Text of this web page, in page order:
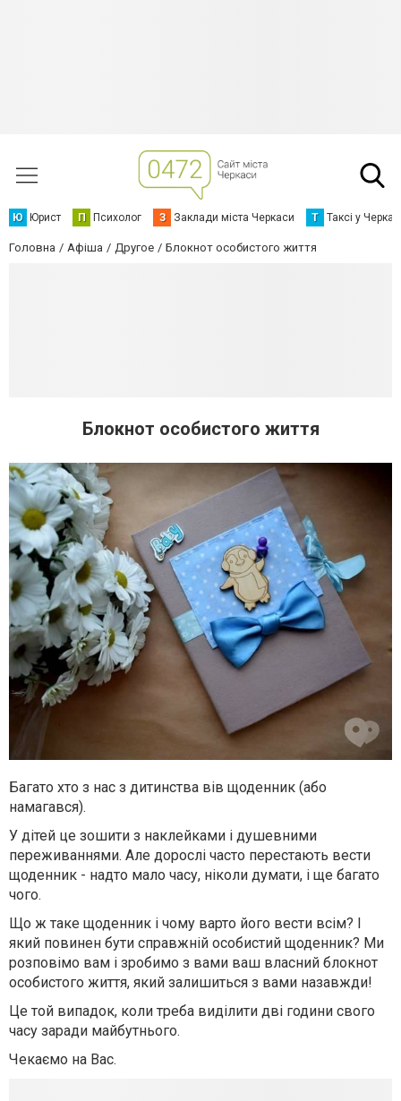
Ю Юрист П Психолог З Заклади міста Черкаси Т Таксі у
Головна Афіша Другое Блокнот особистого життя
Блокнот особистого життя
Багато хто з нас з дитинства вів щоденник (або
намагався).
У дітей це зошити з наклейками і душевними
переживаннями. Але дорослі часто перестають вести
щоденник - надто мало часу, ніколи думати, і ще багато
чого.
Що ж таке щоденник і чому варто його вести всім? І
який повинен бути справжній особистий щоденник? Ми
розповімо вам і зробимо з вами ваш власний блокнот
особистого життя, який залишиться з вами назавжди!
Це той випадок, коли треба виділити дві години свого
часу заради майбутнього.
Чекаємо на Вас.